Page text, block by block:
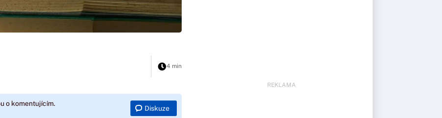
4 min
o komentujícím.
Diskuze
REKLAMA